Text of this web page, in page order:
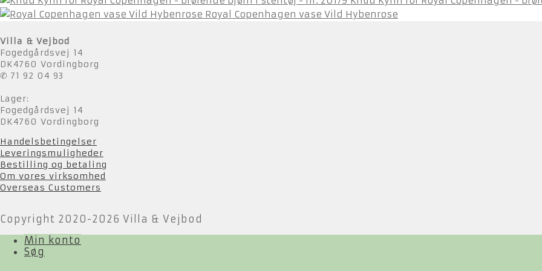
Royal Copenhagen vase Vild Hybenrose
Villa & Vejbod
Fogedgårdsvej 14
DK4760 Vordingborg
✆ 71 92 04 93
Lager:
Fogedgårdsvej 14
DK4760 Vordingborg
Handelsbetingelser
Leveringsmuligheder
Bestilling og betaling
Om vores virksomhed
Overseas Customers
Copyright 2020-2026 Villa & Vejbod
Min konto
Søg